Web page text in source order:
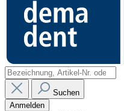
Suchen
Anmelden